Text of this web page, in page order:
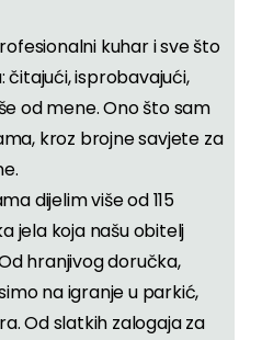
kuhar i sve što
čitajući, isprobavajući,
od mene. Ono što sam
kroz brojne savjete za
dijelim više od 115
jela koja našu obitelj
hranjivog doručka,
na igranje u parkić,
Od slatkih zalogaja za